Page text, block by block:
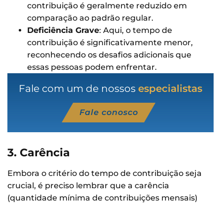
contribuição é geralmente reduzido em
comparação ao padrão regular.
Deficiência Grave: Aqui, o tempo de
contribuição é significativamente menor,
reconhecendo os desafios adicionais que
essas pessoas podem enfrentar.
Fale com um de nossos especialistas
Fale conosco
3. Carência
Embora o critério do tempo de contribuição seja
crucial, é preciso lembrar que a carência
(quantidade mínima de contribuições mensais)